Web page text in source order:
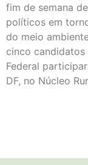
fim de semana
políticos em
do meio
cinco
Federal
DF, no Núcleo